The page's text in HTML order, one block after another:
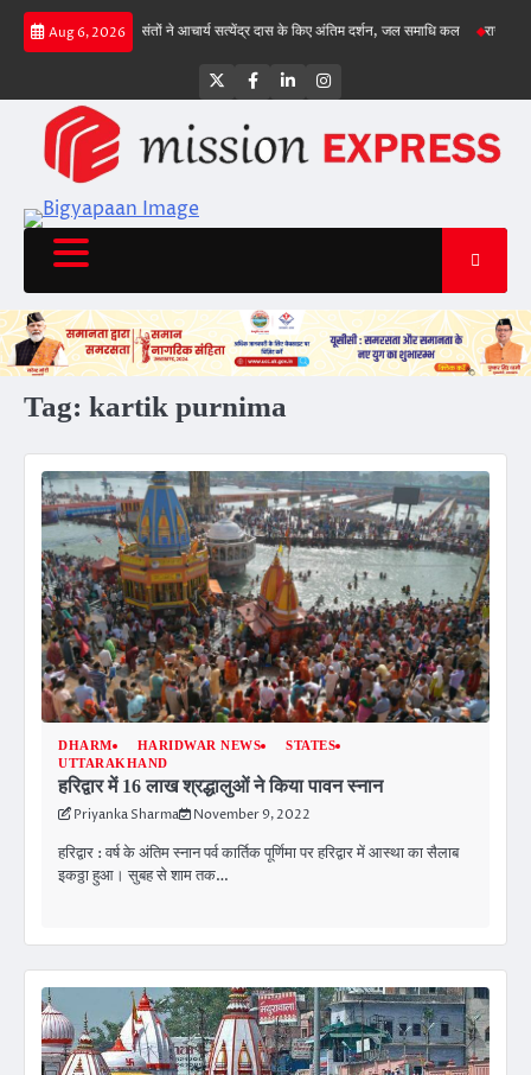
Skip
Aug 6, 2026
गिल क्रीज पर संतों ने आचार्य सत्येंद्र दास के किए अंतिम दर्शन, जल समाधि कल राज्य सड़क
Twitter
Facebook
LinkedInInstagram
Tag: kartik purnima
DHARM HARIDWAR NEWS
STATES
UTTARAKHAND
हरिद्वार में 16 लाख श्रद्धालुओं ने किया पावन स्नान
Priyanka Sharma November 9, 2022
हरिद्वार : वर्ष के अंतिम स्नान पर्व कार्तिक पूर्णिमा पर हरिद्वार में आस्था का सैलाब
इकठ्ठा हुआ। सुबह से शाम तक…